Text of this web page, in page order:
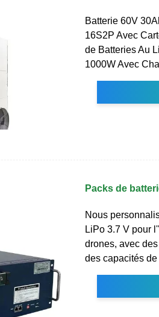
Batterie 60V
16S2P Avec
de Batteries Au
1000W Avec
Packs de
Nous
LiPo 3.7 V pour
drones, avec
des capacités de